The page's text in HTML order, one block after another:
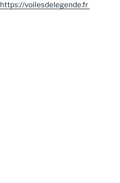
https://voilesdelegende.fr